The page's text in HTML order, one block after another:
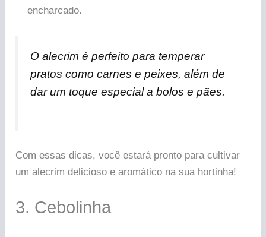
encharcado.
O alecrim é perfeito para temperar
pratos como carnes e peixes, além de
dar um toque especial a bolos e pães.
Com essas dicas, você estará pronto para cultivar
um alecrim delicioso e aromático na sua hortinha!
3. Cebolinha